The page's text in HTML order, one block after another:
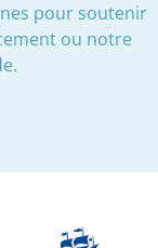
pour soutenir
ou notre